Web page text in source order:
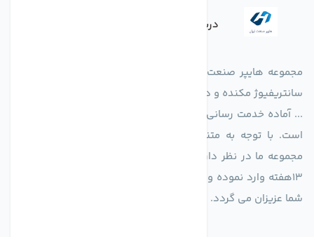
درباره فروشگاه
مجموعه هایپر صنعت ایران در امر تولید و واردات انواع فن های
سانتریفیوژ مکنده و دمنده آکسیال، سقفی، بین کانالی، مرغداری و
... آماده خدمت رسانی به شرکت های تولیدی، صنعتی و ساختمانی
است. با توجه به متنوع بودن فن های تولیدی کمپانی اروپایی
مجموعه ما در نظر دارد کالاهای تخصصی شما عزیزان رو در صرف
13هفته وارد نموده و این عمر باعث صرفه جویی در هزینه و زمان
شما عزیزان می گردد.